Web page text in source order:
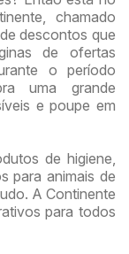
chamado
descontos que
de ofertas
o período
uma grande
e poupe em
de higiene,
para animais de
A Continente
para todos